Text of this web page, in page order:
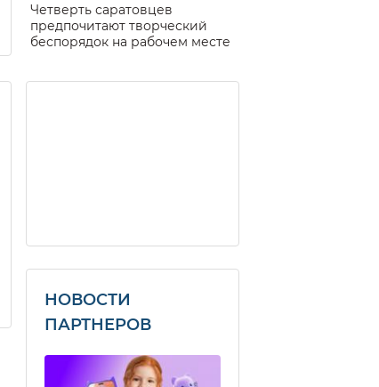
Четверть саратовцев
предпочитают творческий
беспорядок на рабочем месте
НОВОСТИ
ПАРТНЕРОВ